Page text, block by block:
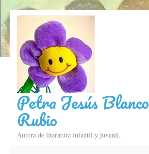
Saltar
contenido
(presiona
tecla
Intro)
Petra Jesús Blanco
Rubio
Autora de literatura infantil y juvenil.